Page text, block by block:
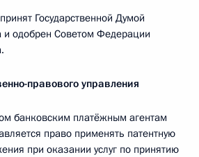
Государственной Думой
одобрен Советом Федерации
правового управления
банковским платёжным агентам
право применять патентную
при оказании услуг по принятию